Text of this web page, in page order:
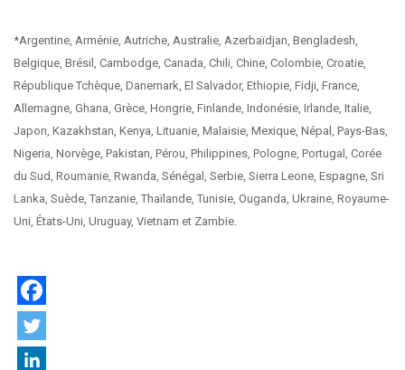
*Argentine, Arménie, Autriche, Australie, Azerbaïdjan, Bengladesh,
Belgique, Brésil, Cambodge, Canada, Chili, Chine, Colombie, Croatie,
République Tchèque, Danemark, El Salvador, Ethiopie, Fidji, France,
Allemagne, Ghana, Grèce, Hongrie, Finlande, Indonésie, Irlande, Italie,
Japon, Kazakhstan, Kenya, Lituanie, Malaisie, Mexique, Népal, Pays-Bas,
Nigeria, Norvège, Pakistan, Pérou, Philippines, Pologne, Portugal, Corée
du Sud, Roumanie, Rwanda, Sénégal, Serbie, Sierra Leone, Espagne, Sri
Lanka, Suède, Tanzanie, Thaïlande, Tunisie, Ouganda, Ukraine, Royaume-
Uni, États-Uni, Uruguay, Vietnam et Zambie.